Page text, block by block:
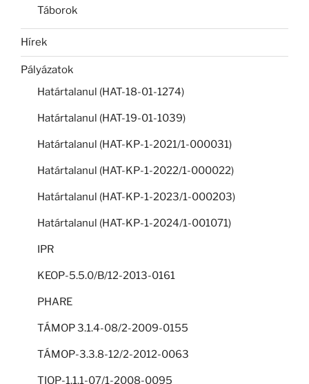
Táborok
Hírek
Pályázatok
Határtalanul (HAT-18-01-1274)
Határtalanul (HAT-19-01-1039)
Határtalanul (HAT-KP-1-2021/1-000031)
Határtalanul (HAT-KP-1-2022/1-000022)
Határtalanul (HAT-KP-1-2023/1-000203)
Határtalanul (HAT-KP-1-2024/1-001071)
IPR
KEOP-5.5.0/B/12-2013-0161
PHARE
TÁMOP 3.1.4-08/2-2009-0155
TÁMOP-3.3.8-12/2-2012-0063
TIOP-1.1.1-07/1-2008-0095